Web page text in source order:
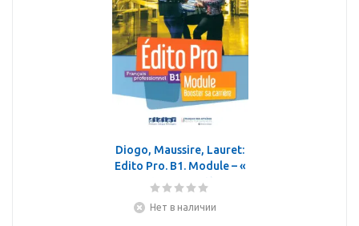
Diogo, Maussire, Lauret:
Edito Pro. B1. Module – «
Booster sa carrière »
Нет в наличии